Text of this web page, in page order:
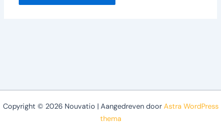
Copyright © 2026 Nouvatio | Aangedreven door Astra WordPress
thema